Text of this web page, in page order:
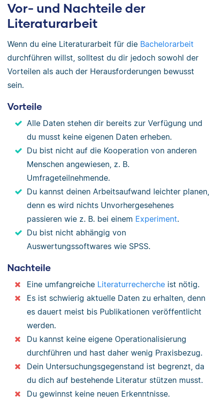
Vor- und Nachteile der
Literaturarbeit
Wenn du eine Literaturarbeit für die Bachelorarbeit
durchführen willst, solltest du dir jedoch sowohl der
Vorteilen als auch der Herausforderungen bewusst
sein.
Vorteile
Alle Daten stehen dir bereits zur Verfügung und
du musst keine eigenen Daten erheben.
Du bist nicht auf die Kooperation von anderen
Menschen angewiesen, z. B.
Umfrageteilnehmende.
Du kannst deinen Arbeitsaufwand leichter planen,
denn es wird nichts Unvorhergesehenes
passieren wie z. B. bei einem Experiment.
Du bist nicht abhängig von
Auswertungssoftwares wie SPSS.
Nachteile
Eine umfangreiche Literaturrecherche ist nötig.
Es ist schwierig aktuelle Daten zu erhalten, denn
es dauert meist bis Publikationen veröffentlicht
werden.
Du kannst keine eigene Operationalisierung
durchführen und hast daher wenig Praxisbezug.
Dein Untersuchungsgegenstand ist begrenzt, da
du dich auf bestehende Literatur stützen musst.
Du gewinnst keine neuen Erkenntnisse.